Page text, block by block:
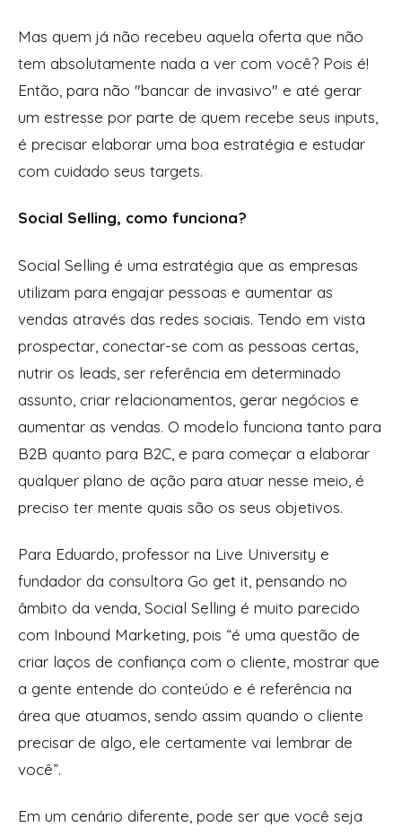
Mas quem já não recebeu aquela oferta que não
tem absolutamente nada a ver com você? Pois é!
Então, para não "bancar de invasivo" e até gerar
um estresse por parte de quem recebe seus inputs
é precisar elaborar uma boa estratégia e estudar
com cuidado seus targets.
Social Selling, como funciona?
Social Selling é uma estratégia que as empresas
utilizam para engajar pessoas e aumentar as
vendas através das redes sociais. Tendo em vista
prospectar, conectar-se com as pessoas certas,
nutrir os leads, ser referência em determinado
assunto, criar relacionamentos, gerar negócios e
aumentar as vendas. O modelo funciona tanto para
B2B quanto para B2C, e para começar a elaborar
qualquer plano de ação para atuar nesse meio, é
preciso ter mente quais são os seus objetivos.
Para Eduardo, professor na Live University e
fundador da consultora Go get it, pensando no
âmbito da venda, Social Selling é muito parecido
com Inbound Marketing, pois “é uma questão de
criar laços de confiança com o cliente, mostrar que
a gente entende do conteúdo e é referência na
área que atuamos, sendo assim quando o cliente
precisar de algo, ele certamente vai lembrar de
você”.
Em um cenário diferente, pode ser que você seja